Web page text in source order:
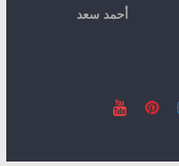
أحمد سعد